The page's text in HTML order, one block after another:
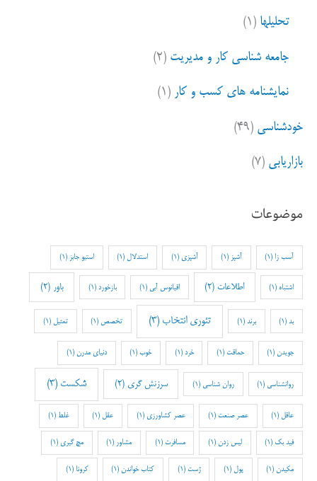
تحلیلها (۱)
جامعه شناسی کار و مدیریت (۲)
نمایشنامه های کسب و کار (۱)
خودشناسی (۴۹)
بازاریابی (۷)
موضوعات
آسب زا (1) آشپز (1) آشپزی (1) استدلال (1) استیو جابز (1)
اشتباه (1) اطلاعات (2) اقیانوس آبی (1) بازخورد (1) باور (2)
بد(1) برند (1) تئوری انتخاب (3) تخصص (1) تمثیل (1)
جویدن (1) حماقت (1) خرد (1) خوب(1) دنیای مدرن (1)
روانشناسی (1) روان شناسی (1) سرزنش گری (2) شکست (3)
عاقل (1) عصر صنعت (1) عصر کشاورزی (1) عقل (1) غلط (1)
فید بک(1) لیس زدن (1) مسافرت (1) مشاور (1) مچ گیری (1)
مکیدن (1) پول (1) ژست (1) کتاب خواندن (1) کرونا (1)